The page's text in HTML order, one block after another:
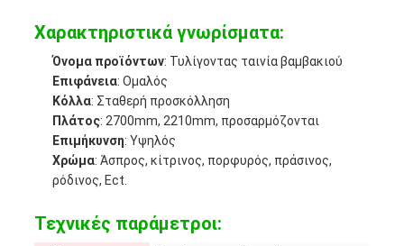
Χαρακτηριστικά γνωρίσματα:
Όνομα προϊόντων: Τυλίγοντας ταινία βαμβακιού
Επιφάνεια: Ομαλός
Κόλλα: Σταθερή προσκόλληση
Πλάτος: 2700mm, 2210mm, προσαρμόζονται
Επιμήκυνση: Υψηλός
Χρώμα: Άσπρος, κίτρινος, πορφυρός, πράσινος,
ρόδινος, Ect.
Τεχνικές παράμετροι: